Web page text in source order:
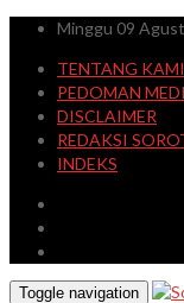
Minggu 09
TENTANG KAMI
PEDOMAN
DISCLAIMER
REDAKSI
INDEKS
Toggle navigation